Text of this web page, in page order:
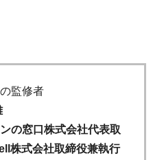
監修者
の窓口株式会社代表取
株式会社取締役兼執行